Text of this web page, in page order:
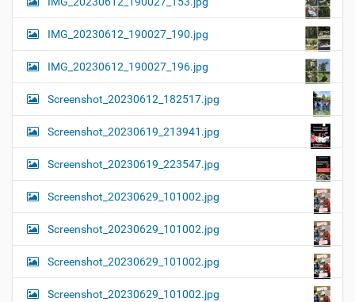
IMG_20230612_190027_190.jpg
IMG_20230612_190027_196.jpg
Screenshot_20230612_182517.jpg
Screenshot_20230619_213941.jpg
Screenshot_20230619_223547.jpg
Screenshot_20230629_101002.jpg
Screenshot_20230629_101002.jpg
Screenshot_20230629_101002.jpg
Screenshot_20230629_101002.jpg